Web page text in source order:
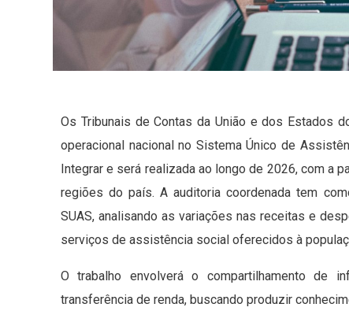
Os Tribunais de Contas da União e dos Estados
operacional nacional no Sistema Único de
Integrar e será realizada ao longo de 2026, com a
regiões do país. A auditoria coordenada tem
SUAS, analisando as variações nas receitas e
serviços de assistência social oferecidos à
O trabalho envolverá o compartilhamento de
transferência de renda, buscando produzir